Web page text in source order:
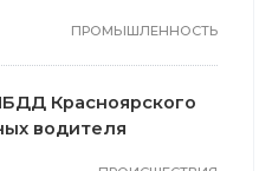
ПРОМЫШЛЕННОСТЬ
Красноярского
водителя